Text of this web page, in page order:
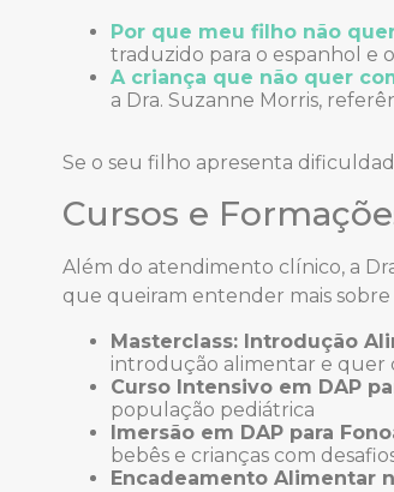
Por que meu filho não
traduzido para o espanhol e
A criança que não quer
a Dra. Suzanne Morris,
Se o seu filho apresenta
Cursos e
Além do atendimento clínico, a
que queiram entender mais sobre
Masterclass: Introdução
introdução alimentar e quer
Curso Intensivo em DAP
população pediátrica
Imersão em DAP para
bebês e crianças com
Encadeamento Alimentar